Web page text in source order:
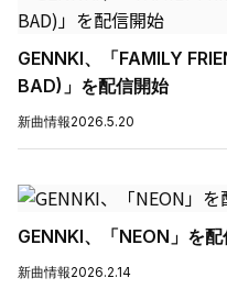
GENNKI、「FAMILY
BAD)」を配信開始
新曲情報2026.5.20
GENNKI、「NEON」を
新曲情報2026.2.14